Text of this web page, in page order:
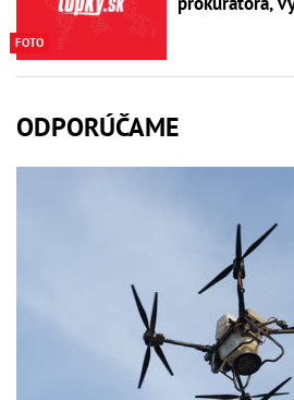
FOTO
ODPORÚČAME